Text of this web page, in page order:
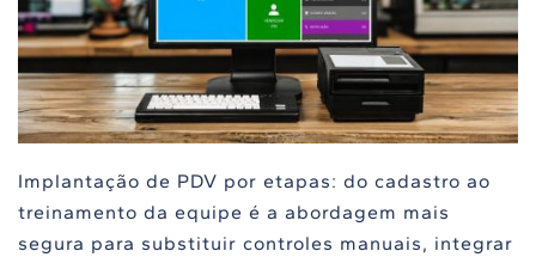
Implantação de PDV por etapas: do cadastro ao
treinamento da equipe é a abordagem mais
segura para substituir controles manuais, integrar